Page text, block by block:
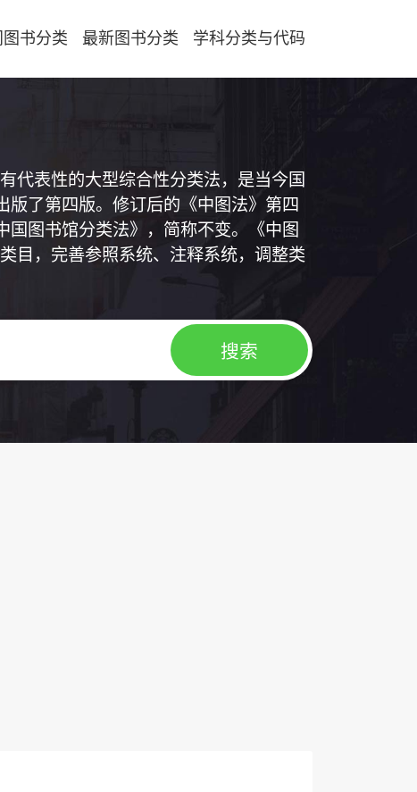
图书分类 最新图书分类 学科分类与代码
代表性的大型综合性分类法，是当今国
了第四版。修订后的《中图法》第四
国图书馆分类法》，简称不变。《中图
目，完善参照系统、注释系统，调整类